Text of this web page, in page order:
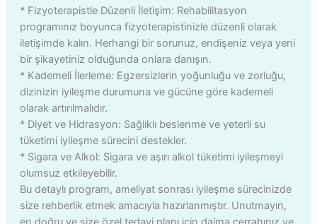
* Fizyoterapistle Düzenli İletişim: Rehabilitasyon
programınız boyunca fizyoterapistinizle düzenli olarak
iletişimde kalın. Herhangi bir sorunuz, endişeniz veya yeni
bir şikayetiniz olduğunda onlara danışın.
* Kademeli İlerleme: Egzersizlerin yoğunluğu ve zorluğu,
dizinizin iyileşme durumuna ve gücüne göre kademeli
olarak artırılmalıdır.
* Diyet ve Hidrasyon: Sağlıklı beslenme ve yeterli su
tüketimi iyileşme sürecini destekler.
* Sigara ve Alkol: Sigara ve aşırı alkol tüketimi iyileşmeyi
olumsuz etkileyebilir.
Bu detaylı program, ameliyat sonrası iyileşme sürecinizde
size rehberlik etmek amacıyla hazırlanmıştır. Unutmayın,